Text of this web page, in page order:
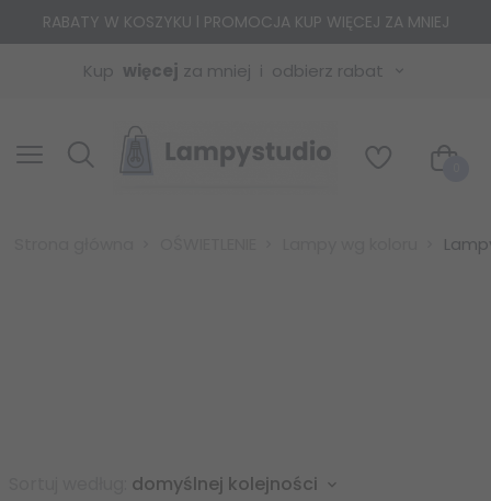
RABATY W KOSZYKU l PROMOCJA KUP WIĘCEJ ZA MNIEJ
Kup więcej za mniej odbierz rabat
sort
domyślnej kolejności